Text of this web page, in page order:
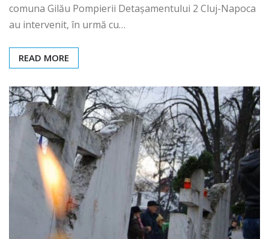
comuna Gilău Pompierii Detașamentului 2 Cluj-Napoca
au intervenit, în urmă cu…
READ MORE